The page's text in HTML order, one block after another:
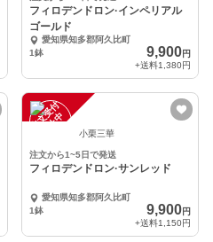
フィロデンドロン·インペリアル
ゴールド
愛知県知多郡阿久比町
1鉢
9,900円
+送料1,380円
注
文
受
付
停
止
中 小栗三華
注文から1~5日で発送
フィロデンドロン·サンレッド
愛知県知多郡阿久比町
1鉢
9,900円
+送料1,150円